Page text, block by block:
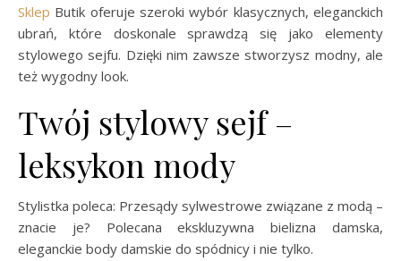
Sklep Butik oferuje szeroki wybór klasycznych, eleganckich
ubrań, które doskonale sprawdzą się jako elementy
stylowego sejfu. Dzięki nim zawsze stworzysz modny, ale
też wygodny look.
Twój stylowy sejf –
leksykon mody
Stylistka poleca: Przesądy sylwestrowe związane z modą –
znacie je? Polecana ekskluzywna bielizna damska,
eleganckie body damskie do spódnicy i nie tylko.